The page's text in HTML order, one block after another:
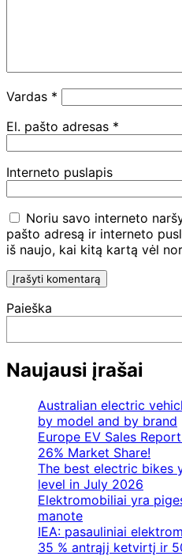
Vardas *
El. pašto adresas *
Interneto puslapis
Noriu savo interneto
pašto adresą ir interneto
iš naujo, kai kitą kartą vėl
Paieška
Naujausi įrašai
Australian electric
by model and by brand
Europe EV Sales
26% Market Share!
The best electric bikes
level in July 2026
Elektromobiliai yra
manote
IEA: pasauliniai
35 % antrąjį ketvirtį ir